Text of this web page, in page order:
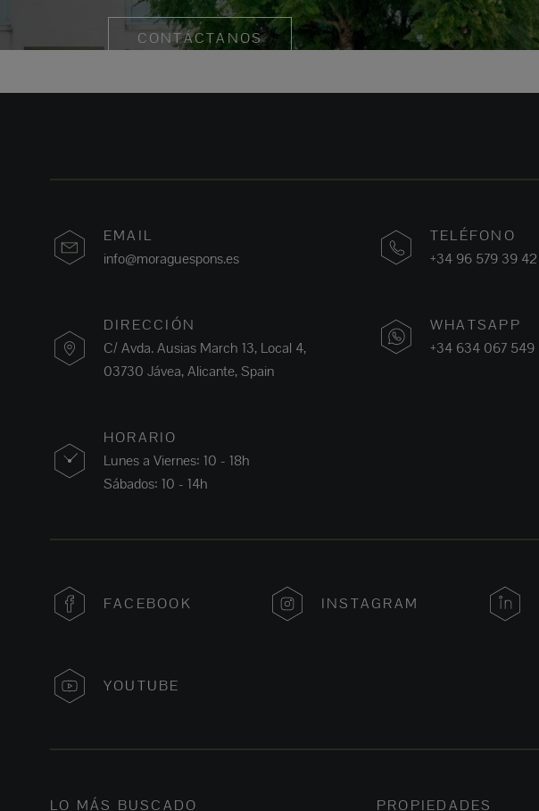
CONTÁCTANOS
EMAIL
info@moraguespons.es
DIRECCIÓN
C/ Avda. Ausias March 13, Local 4,
03730 Jávea, Alicante, Spain
HORARIO
Lunes a Viernes: 10 - 18h
Sábados: 10 - 14h
TELÉFONO
+34 96 579 39 42
WHATSAPP
+34 634 067 549
FACEBOOK INSTAGRAM
YOUTUBE
LO MÁS BUSCADO PROPIEDADES